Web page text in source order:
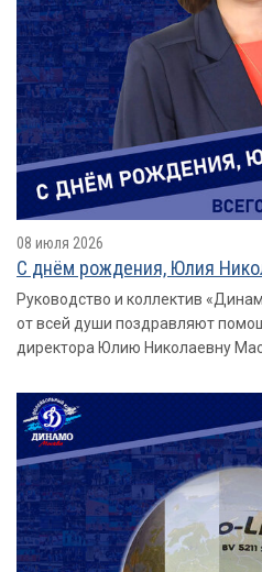
08 июля 2026
С днём рождения, Юлия
Руководство и коллектив
от всей души поздравляют
директора Юлию Николаевну